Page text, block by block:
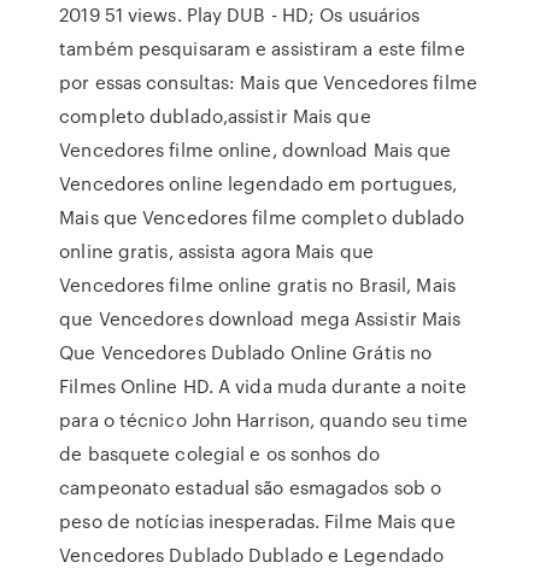
2019 51 views. Play DUB - HD; Os usuários
também pesquisaram e assistiram a este filme
por essas consultas: Mais que Vencedores filme
completo dublado,assistir Mais que
Vencedores filme online, download Mais que
Vencedores online legendado em portugues,
Mais que Vencedores filme completo dublado
online gratis, assista agora Mais que
Vencedores filme online gratis no Brasil, Mais
que Vencedores download mega Assistir Mais
Que Vencedores Dublado Online Grátis no
Filmes Online HD. A vida muda durante a noite
para o técnico John Harrison, quando seu time
de basquete colegial e os sonhos do
campeonato estadual são esmagados sob o
peso de notícias inesperadas. Filme Mais que
Vencedores Dublado Dublado e Legendado